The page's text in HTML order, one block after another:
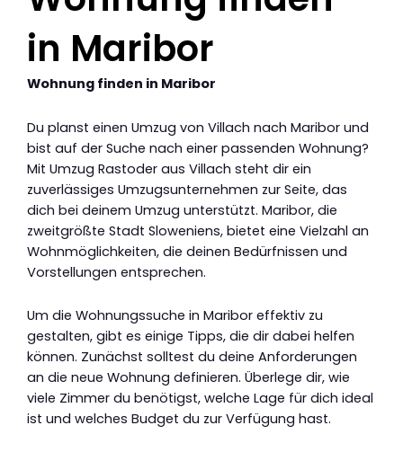
in Maribor
Wohnung finden in Maribor
Du planst einen Umzug von Villach nach Maribor und
bist auf der Suche nach einer passenden Wohnung?
Mit Umzug Rastoder aus Villach steht dir ein
zuverlässiges Umzugsunternehmen zur Seite, das
dich bei deinem Umzug unterstützt. Maribor, die
zweitgrößte Stadt Sloweniens, bietet eine Vielzahl an
Wohnmöglichkeiten, die deinen Bedürfnissen und
Vorstellungen entsprechen.
Um die Wohnungssuche in Maribor effektiv zu
gestalten, gibt es einige Tipps, die dir dabei helfen
können. Zunächst solltest du deine Anforderungen
an die neue Wohnung definieren. Überlege dir, wie
viele Zimmer du benötigst, welche Lage für dich ideal
ist und welches Budget du zur Verfügung hast.